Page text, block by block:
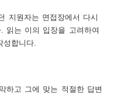
지원자는 면접장에서 다시
읽는 이의 입장을 고려하여
성합니다.
하고 그에 맞는 적절한 답변